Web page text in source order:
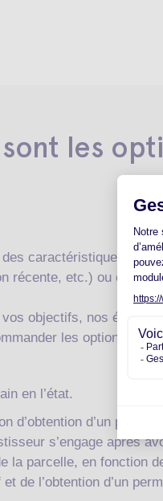
les
caractéristiques
récente, etc.) ou est-ce
objectifs, nos équipes
les options de
en l’état.
d’obtention d’un permis
s’engage après
la parcelle, en fonction
de l’obtention d’un